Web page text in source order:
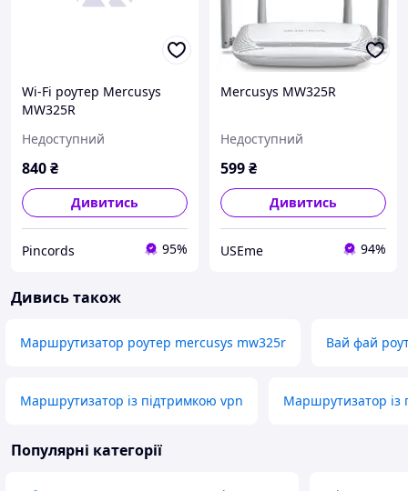
Wi-Fi роутер Mercusys
MW325R
Недоступний
840₴
Дивитись
Pincords 95%
Mercusys MW325R
Недоступний
599₴
Дивитись
USEme 94%
Дивись також
Маршрутизатор роутер mercusys mw325r Вай фай
Маршрутизатор із підтримкою vpn Маршрутизатор із
Популярні категорії